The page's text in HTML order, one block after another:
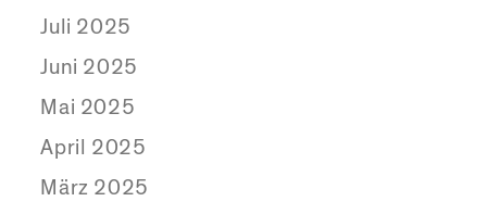
Juli 2025
Juni 2025
Mai 2025
April 2025
März 2025